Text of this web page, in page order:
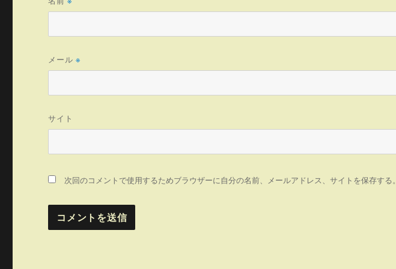
メール※
サイト
次回のコメントで使用するためブラウザーに自分の名前、メールアドレス、サイトを保存する。